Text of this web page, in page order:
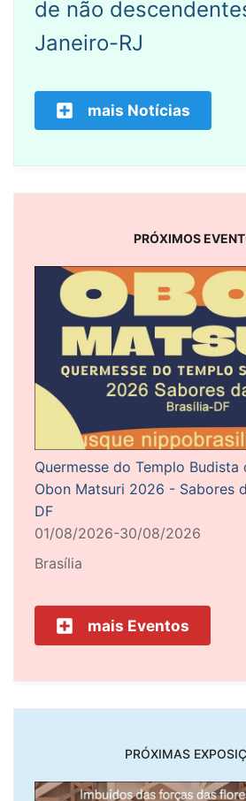
de não
Janeiro-RJ
mais Notícias
PRÓXIMOS
Quermesse do Templo Budista
Obon Matsuri 2026 - Sabores
DF
01/08/2026-30/08/2026
Brasília
mais Eventos
PRÓXIMAS